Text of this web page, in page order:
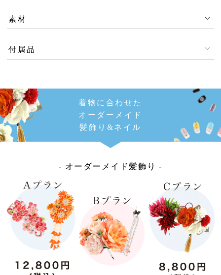
素材
付属品
着物に合わせた
オーダーメイド
髪飾り&ネイル
- オーダーメイド髪飾り -